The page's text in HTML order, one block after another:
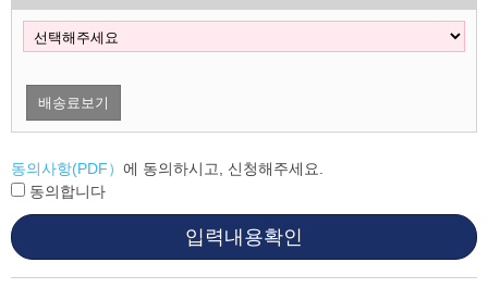
배송료보기
동의사항(PDF） 에 동의하시고, 신청해주세요.
동의합니다
입력내용확인